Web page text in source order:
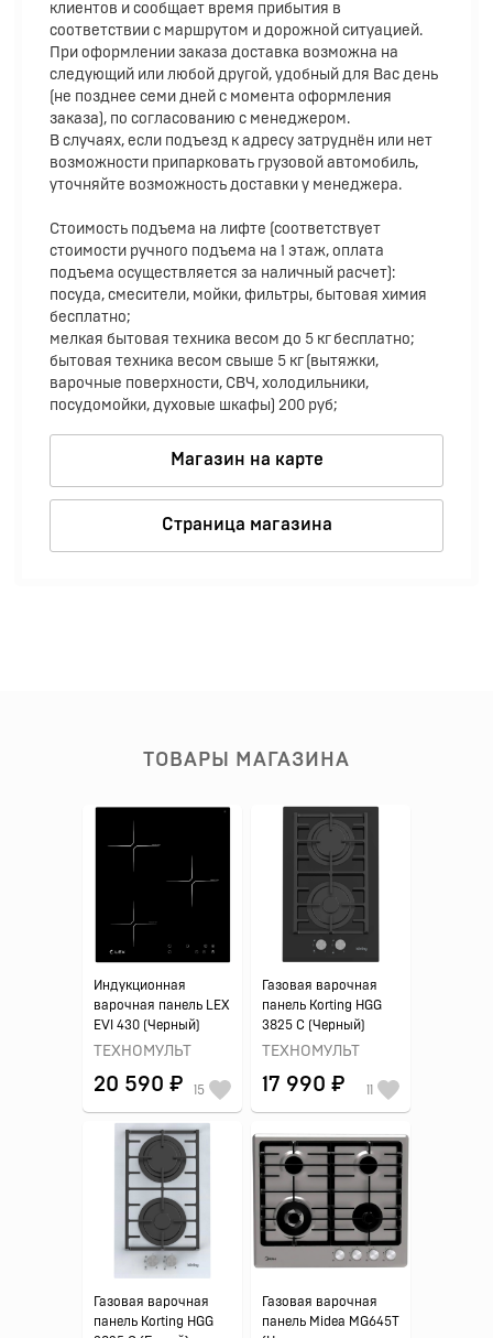
клиентов и сообщает время прибытия в
соответствии с маршрутом и дорожной ситуацией.
При оформлении заказа доставка возможна на
следующий или любой другой, удобный для Вас день
(не позднее семи дней с момента оформления
заказа), по согласованию с менеджером.
В случаях, если подъезд к адресу затруднён или нет
возможности припарковать грузовой автомобиль,
уточняйте возможность доставки у менеджера.
Стоимость подъема на лифте (соответствует
стоимости ручного подъема на 1 этаж, оплата
подъема осуществляется за наличный расчет):
посуда, смесители, мойки, фильтры, бытовая химия
бесплатно;
мелкая бытовая техника весом до 5 кг бесплатно;
бытовая техника весом свыше 5 кг (вытяжки,
варочные поверхности, СВЧ, холодильники,
посудомойки, духовые шкафы) 200 руб;
Магазин на карте
Страница магазина
ТОВАРЫ МАГАЗИНА
Индукционная
варочная панель LEX
EVI 430 (Черный)
ТЕХНОМУЛЬТ
20 590 ₽ 15
Газовая варочная
панель Korting HGG
3825 C (Черный)
ТЕХНОМУЛЬТ
17 990 ₽ 11
Газовая варочная
панель Korting HGG
Газовая варочная
панель Midea MG645T